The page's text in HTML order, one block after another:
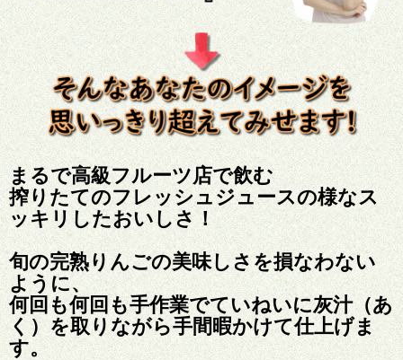
まるで高級フルーツ店で飲む
搾りたてのフレッシュジュースの様なス
ッキリしたおいしさ！
旬の完熟りんごの美味しさを損なわない
ように、
何回も何回も手作業でていねいに灰汁（あ
く）を取りながら手間暇かけて仕上げま
す。